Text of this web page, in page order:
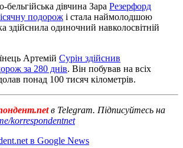
дівчина Зара Резерфорд
подорож і стала наймолодшою ​​
здійснила одиночний навколосвітній
Артемій Сурін здійснив
за 280 днів. Він побував на всіх
понад 100 тисяч кілометрів.
в Telegram. Підписуйтесь на
korrespondentnet
в Google News